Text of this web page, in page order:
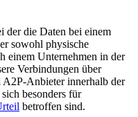
der die Daten bei einem
sowohl physische
einem Unternehmen in der
Verbindungen über
A2P-Anbieter innerhalb der
besonders für
betroffen sind.